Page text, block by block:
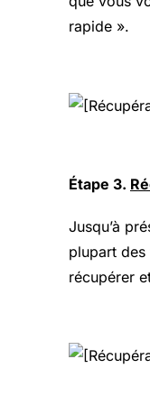
rapide ».
Étape 3.
Jusqu’à
plupart
récupérer